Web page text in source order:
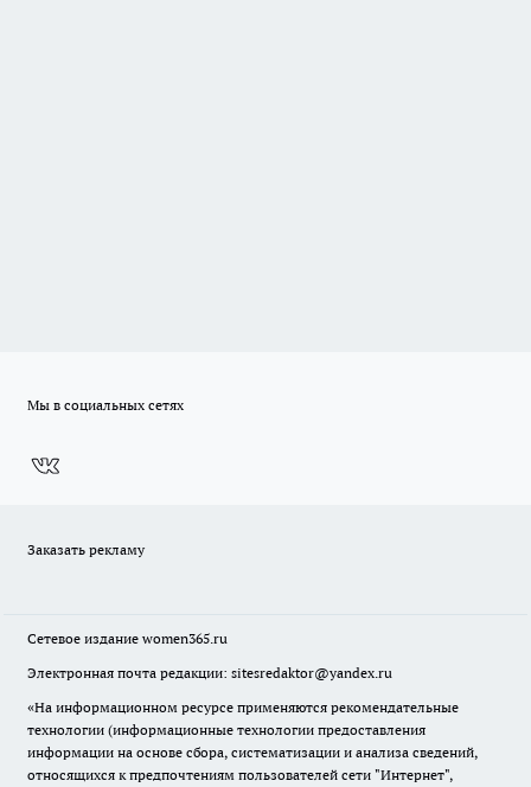
Мы в социальных сетях
Заказать рекламу
Сетевое издание women365.ru
Электронная почта редакции: sitesredaktor@yandex.ru
«На информационном ресурсе применяются рекомендательные
технологии (информационные технологии предоставления
информации на основе сбора, систематизации и анализа сведений,
относящихся к предпочтениям пользователей сети "Интернет",